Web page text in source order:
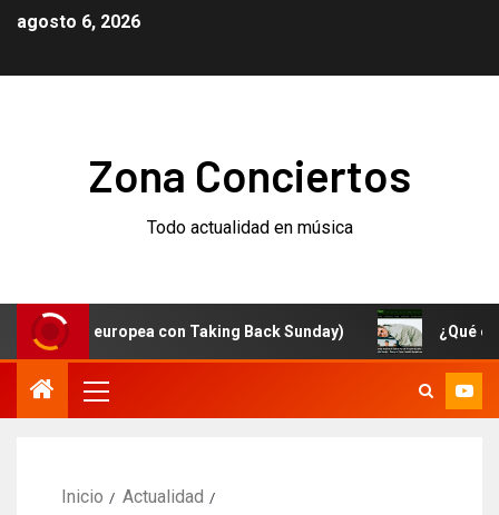
agosto 6, 2026
Zona Conciertos
Todo actualidad en música
europea con Taking Back Sunday) ¿Qué está
Inicio
Actualidad